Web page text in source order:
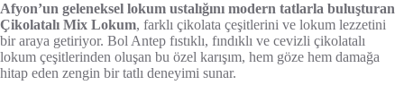
Afyon’un geleneksel lokum ustalığını modern tatlarla buluşturan
Çikolatalı Mix Lokum, farklı çikolata çeşitlerini ve lokum lezzetini
bir araya getiriyor. Bol Antep fıstıklı, fındıklı ve cevizli çikolatalı
lokum çeşitlerinden oluşan bu özel karışım, hem göze hem damağa
hitap eden zengin bir tatlı deneyimi sunar.